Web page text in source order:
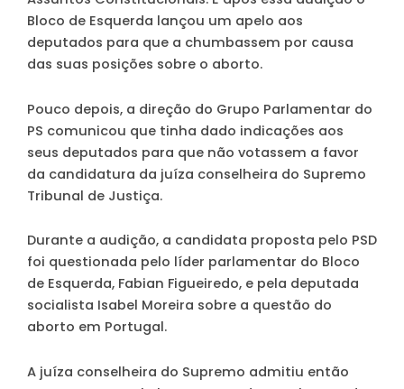
Bloco de Esquerda lançou um apelo aos
deputados para que a chumbassem por causa
das suas posições sobre o aborto.
Pouco depois, a direção do Grupo Parlamentar do
PS comunicou que tinha dado indicações aos
seus deputados para que não votassem a favor
da candidatura da juíza conselheira do Supremo
Tribunal de Justiça.
Durante a audição, a candidata proposta pelo PSD
foi questionada pelo líder parlamentar do Bloco
de Esquerda, Fabian Figueiredo, e pela deputada
socialista Isabel Moreira sobre a questão do
aborto em Portugal.
A juíza conselheira do Supremo admitiu então